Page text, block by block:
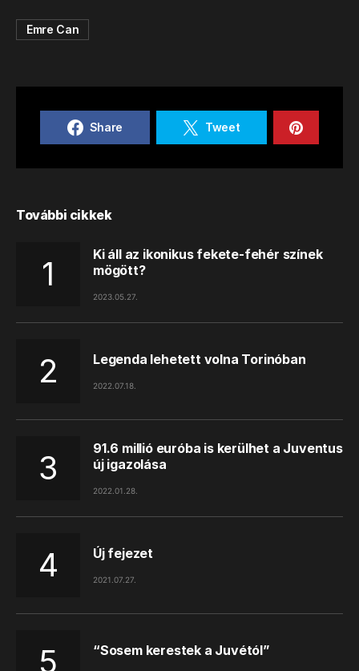
Emre Can
Share Tweet
További cikkek
Ki áll az ikonikus fekete-fehér színek
mögött?
2023.05.27.
Legenda lehetett volna Torinóban
2022.07.18.
91.6 millió euróba is kerülhet a Juventus
új igazolása
2022.01.28.
Új fejezet
2021.07.27.
“Sosem kerestek a Juvétól”